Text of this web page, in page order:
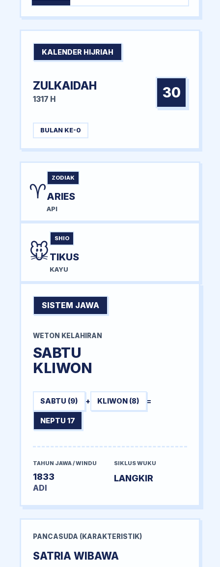
KALENDER HIJRIAH
ZULKAIDAH
1317 H 30
BULAN KE-0
♈
ZODIAK
ARIES
API
🐭
SHIO
TIKUS
KAYU
SISTEM JAWA
WETON KELAHIRAN
SABTU
KLIWON
SABTU (9) + KLIWON (8) =
NEPTU 17
TAHUN JAWA / WINDU
1833
ADI
SIKLUS WUKU
LANGKIR
PANCASUDA (KARAKTERISTIK)
SATRIA WIBAWA